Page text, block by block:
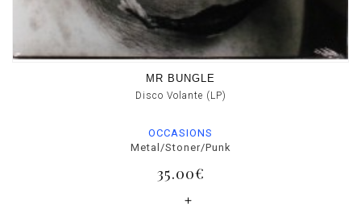
MR BUNGLE
Disco Volante (LP)
OCCASIONS
Metal/Stoner/Punk
35.00€